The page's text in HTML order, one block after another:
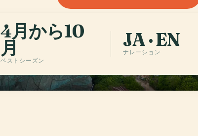
4月から10
月
ベストシーズン
JA · EN
ナレーション